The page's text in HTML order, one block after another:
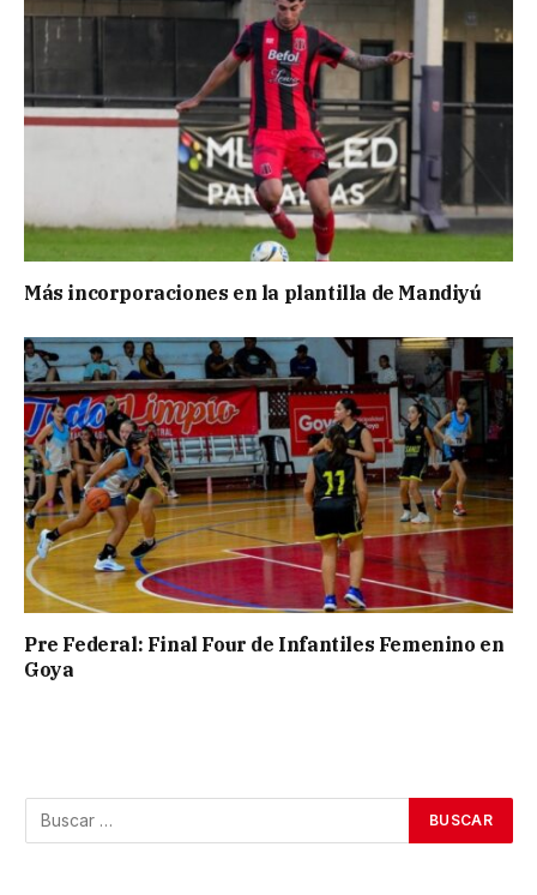
Más incorporaciones en la plantilla de Mandiyú
Pre Federal: Final Four de Infantiles Femenino en
Goya